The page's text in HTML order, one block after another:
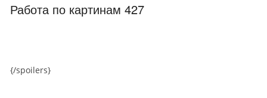
Работа по картинам 427
{/spoilers}